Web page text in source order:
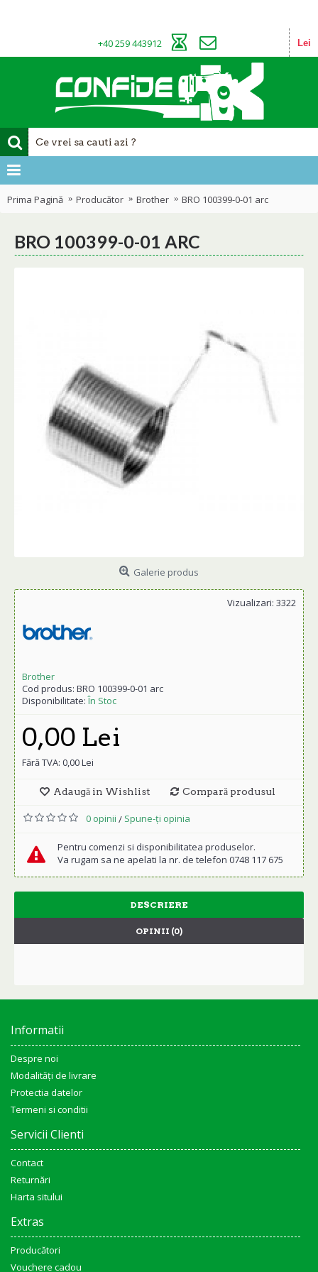
Lei
+40 259 443912
Prima Pagină Producător Brother BRO 100399-0-01 arc
BRO 100399-0-01 ARC
Galerie produs
Vizualizari: 3322
Brother
Cod produs: BRO 100399-0-01 arc
Disponibilitate:În Stoc
0,00 Lei
Fără TVA: 0,00 Lei
Adaugă in Wishlist Compară produsul
0 opinii / Spune-ţi opinia
Pentru comenzi si disponibilitatea produselor.
Va rugam sa ne apelati la nr. de telefon 0748 117 675
DESCRIERE
OPINII (0)
Informatii
Despre noi
Modalități de livrare
Protectia datelor
Termeni si conditii
Servicii Clienti
Contact
Returnări
Harta sitului
Extras
Producători
Vouchere cadou